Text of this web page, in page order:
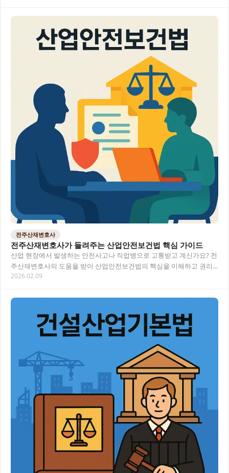
전주산재변호사
전주산재변호사가 들려주는 산업안전보건법 핵심 가이드
산업 현장에서 발생하는 안전사고나 직업병으로 고통받고 계신가요? 전
주산재변호사의 도움을 받아 산업안전보건법의 핵심을 이해하고 권리
를 지키는 방법을 알아보세요. 산재 사고 피해자로서…
2026.02.09